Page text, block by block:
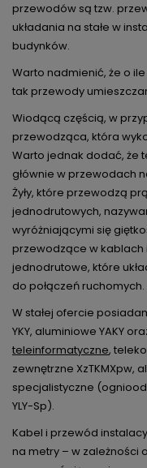
przewodów są tzw.
układania na stałe w
budynków.
Warto nadmienić, że o
tak przewody
Wiodącą częścią, w
przewodząca, która
Warto jednak dodać, że
głównie w przewodach
Żyły, które przewodzą
jednodrutowych,
wyróżniającymi się
przewodzące w kablach
jednodrutowe, które
do połączeń ruchomych.
W stałej ofercie
YKY, aluminiowe YAKY
teleinformatyczne,
zewnętrzne XzTKMXpw,
specjalistyczne
YLY-Sp).
Kabel i przewód
na metry – w zależności